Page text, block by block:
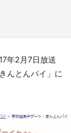
年2月7日放送
んとんパイ」に